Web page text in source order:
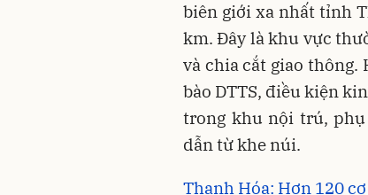
biên giới xa nhất tỉnh
km. Đây là khu vực
và chia cắt giao thông.
bào DTTS, điều kiện
trong khu nội trú,
dẫn từ khe núi.
Thanh Hóa: Hơn 120